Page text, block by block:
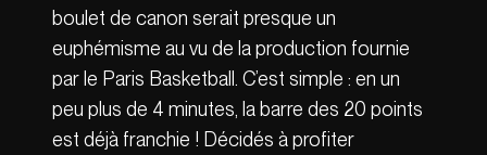
boulet de canon serait presque un
euphémisme au vu de la production fournie
par le Paris Basketball. C’est simple : en un
peu plus de 4 minutes, la barre des 20 points
est déjà franchie ! Décidés à profiter